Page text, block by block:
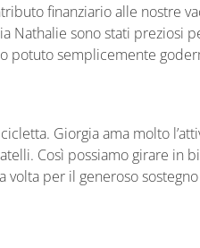
finanziario alle nostre
Nathalie sono stati preziosi
potuto semplicemente
Giorgia ama molto
Così possiamo girare in
per il generoso